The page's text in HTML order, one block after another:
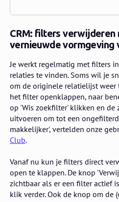
CRM: filters verwijderen
vernieuwde vormgeving
Je werkt regelmatig met filters
relaties te vinden. Soms wil je
om de originele relatielijst weer
het filter openklappen, naar
op 'Wis zoekfilter' klikken en de
uitvoeren om tot een
makkelijker', vertelden onze
Club.
Vanaf nu kun je filters direct
open te klappen. De knop
zichtbaar als er een filter actief
klik verder. Ook de knop om de